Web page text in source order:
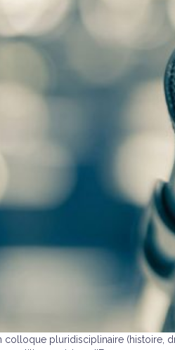
colloque pluridisciplinaire (histoire,